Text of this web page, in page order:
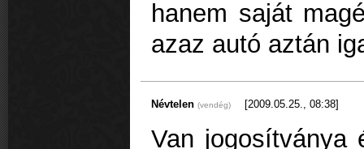
hanem saját
azaz autó aztán
Névtelen (vendég) [2009.05.25., 08:38]
Van jogosítványa